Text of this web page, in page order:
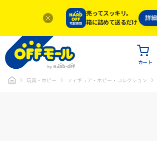
売ってスッキリ。
箱に詰めて送るだけ
詳
カート
玩具・ホビー フィギュア・ホビー・コレクション